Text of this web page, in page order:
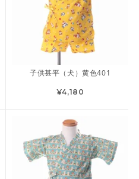
子供甚平（犬）黄色401
¥4,180